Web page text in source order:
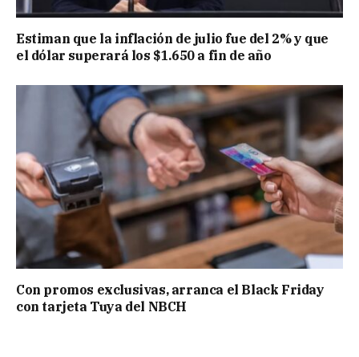
Estiman que la inflación de julio fue del 2% y que
el dólar superará los $1.650 a fin de año
Con promos exclusivas, arranca el Black Friday
con tarjeta Tuya del NBCH